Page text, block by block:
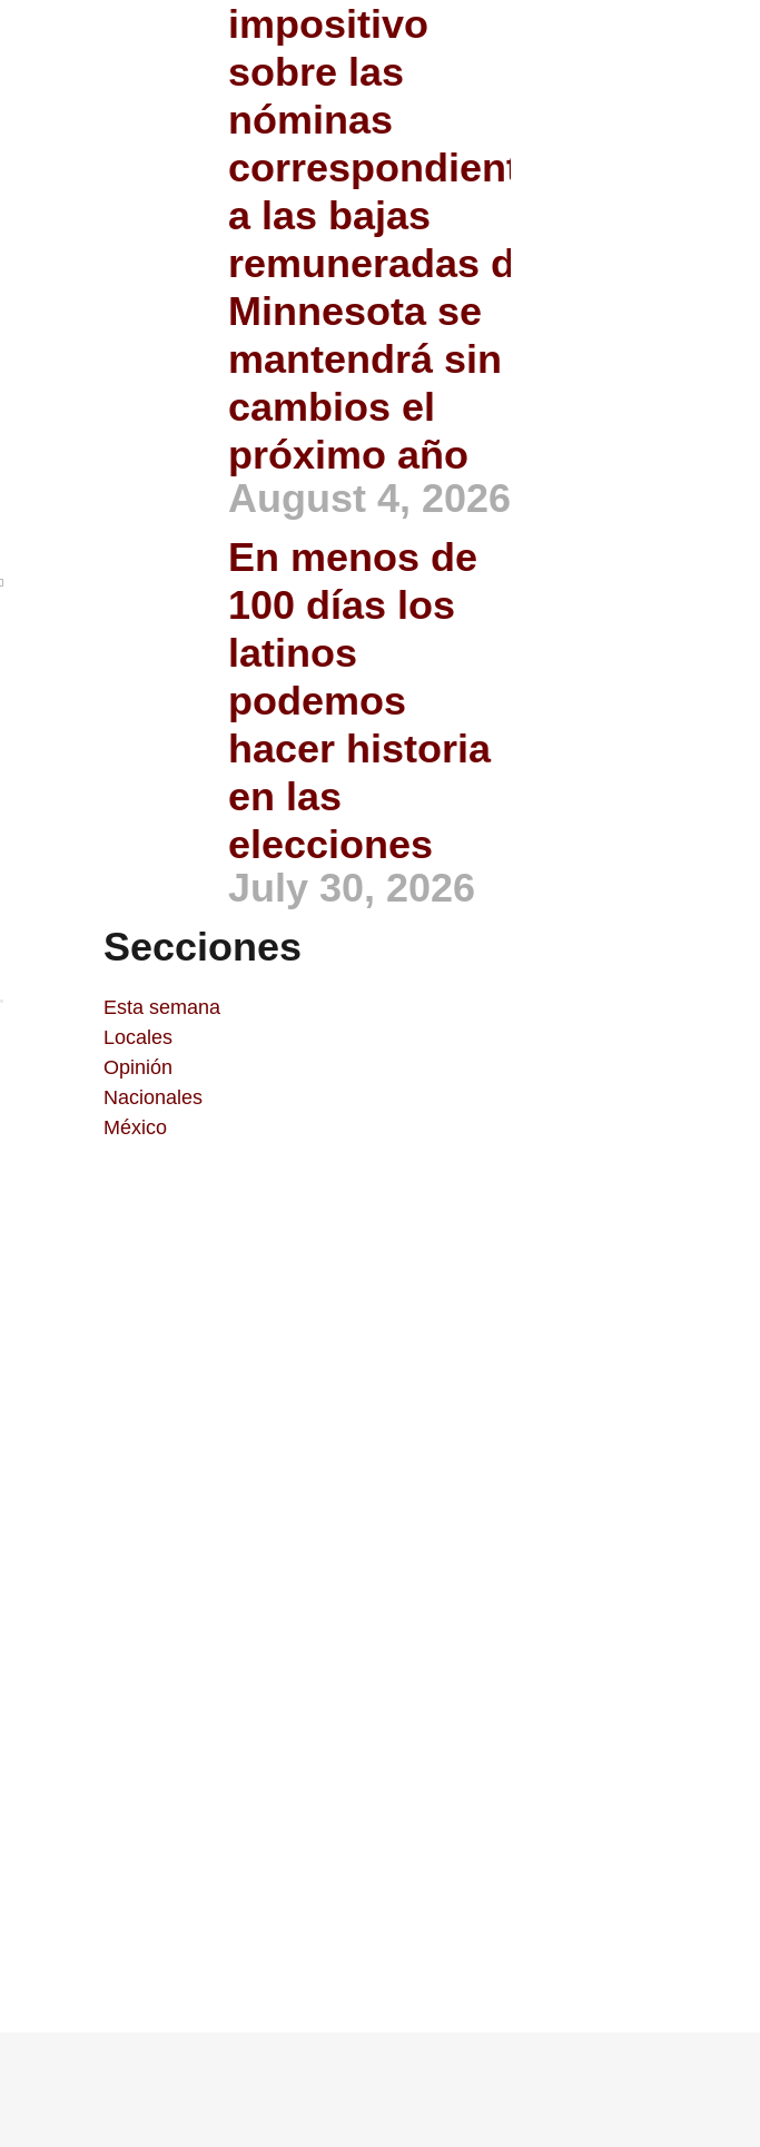
impositivo
sobre las
nóminas
correspondiente
a las bajas
remuneradas de
Minnesota se
mantendrá sin
cambios el
próximo año
August 4, 2026
En menos de
100 días los
latinos
podemos
hacer historia
en las
elecciones
July 30, 2026
Secciones
Esta semana
Locales
Opinión
Nacionales
México